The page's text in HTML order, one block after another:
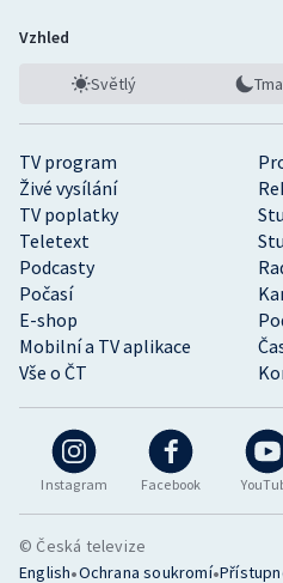
Instagram Facebook
TV program
Živé vysílání
TV poplatky
Teletext
Podcasty
Počasí
E-shop
Mobilní a TV aplikace
Vše o ČT
Vzhled
Světlý
© Česká televize
English•Ochrana soukromí•